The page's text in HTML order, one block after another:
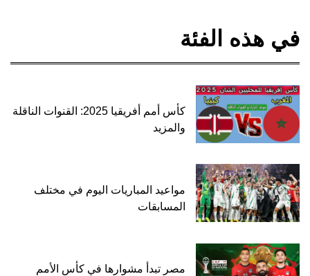
في هذه الفئة
كأس أمم أفريقيا 2025: القنوات الناقلة
والمزيد
مواعيد المباريات اليوم في مختلف
المسابقات
مصر تبدأ مشوارها في كأس الأمم